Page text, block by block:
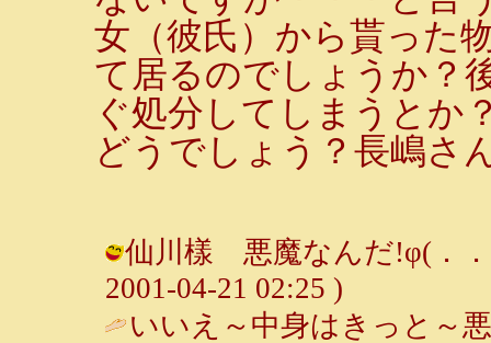
女（彼氏）から貰った
て居るのでしょうか？
ぐ処分してしまうとか
どうでしょう？長嶋さ
仙川樣 悪魔なんだ!φ(．
2001-04-21 02:25 )
いいえ～中身はきっと